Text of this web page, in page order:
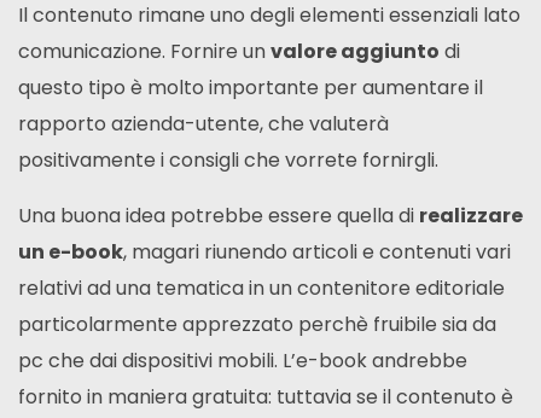
Il contenuto rimane uno degli elementi essenziali lato
comunicazione. Fornire unvalore aggiunto di
questo tipo è molto importante per aumentare il
rapporto azienda-utente, che valuterà
positivamente i consigli che vorrete fornirgli.
Una buona idea potrebbe essere quella di realizzare
un e-book, magari riunendo articoli e contenuti vari
relativi ad una tematica in un contenitore editoriale
particolarmente apprezzato perchè fruibile sia da
pc che dai dispositivi mobili. L’e-book andrebbe
fornito in maniera gratuita: tuttavia se il contenuto è